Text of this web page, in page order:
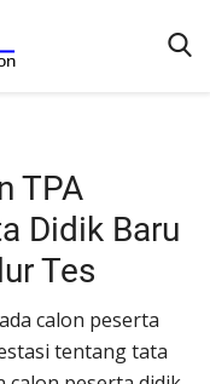
TPA
Didik Baru
Tes
calon peserta
tentang tata